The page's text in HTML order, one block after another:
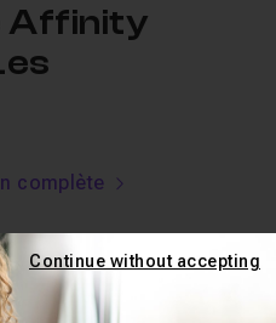
Affinity
complète